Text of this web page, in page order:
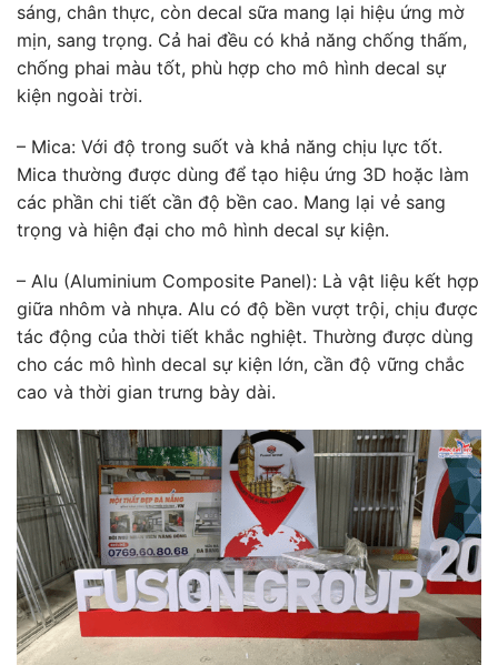
sáng, chân thực, còn decal sữa mang lại hiệu ứng mờ
mịn, sang trọng. Cả hai đều có khả năng chống thấm,
chống phai màu tốt, phù hợp cho mô hình decal sự
kiện ngoài trời.
– Mica: Với độ trong suốt và khả năng chịu lực tốt.
Mica thường được dùng để tạo hiệu ứng 3D hoặc làm
các phần chi tiết cần độ bền cao. Mang lại vẻ sang
trọng và hiện đại cho mô hình decal sự kiện.
– Alu (Aluminium Composite Panel): Là vật liệu kết hợp
giữa nhôm và nhựa. Alu có độ bền vượt trội, chịu được
tác động của thời tiết khắc nghiệt. Thường được dùng
cho các mô hình decal sự kiện lớn, cần độ vững chắc
cao và thời gian trưng bày dài.